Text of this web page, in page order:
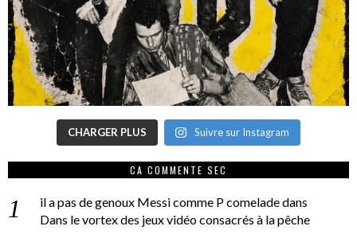
CHARGER PLUS Suivre sur Instagram
CA COMMENTE SEC
il a pas de genoux Messi comme P comeladedans
Dans le vortex des jeux vidéo consacrés à la pêche